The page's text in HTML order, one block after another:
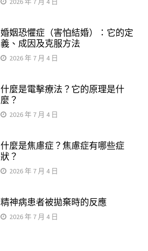
婚姻恐懼症（害怕結婚）：它的定
義、成因及克服方法
2026 年 7 月 4 日
什麼是電擊療法？它的原理是什
麼？
2026 年 7 月 4 日
什麼是焦慮症？焦慮症有哪些症
狀？
2026 年 7 月 4 日
精神病患者被拋棄時的反應
2026 年 7 月 4 日